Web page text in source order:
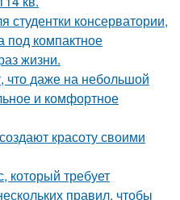
студентки консерватории,
под компактное
жизни.
что даже на небольшой
и комфортное
красоту своими
который требует
правил, чтобы